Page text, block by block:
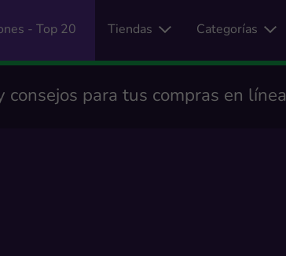
- Top 20 Tiendas Categorías
consejos para tus compras en línea